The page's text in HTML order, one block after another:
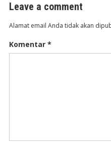
Leave a comment
Alamat email Anda tidak akan
Komentar *